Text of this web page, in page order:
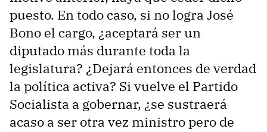
puesto. En todo caso, si no logra José
Bono el cargo, ¿aceptará ser un
diputado más durante toda la
legislatura? ¿Dejará entonces de verdad
la política activa? Si vuelve el Partido
Socialista a gobernar, ¿se sustraerá
acaso a ser otra vez ministro pero de